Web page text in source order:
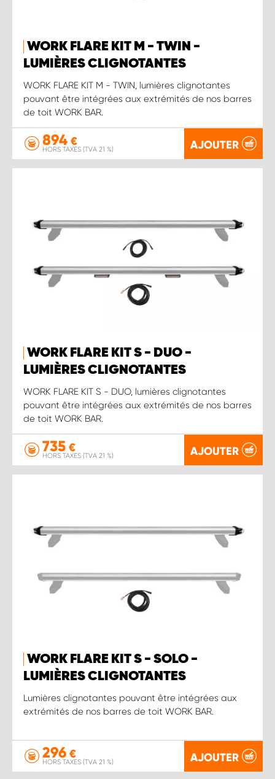
WORK FLARE KIT M - TWIN -
LUMIÈRES CLIGNOTANTES
WORK FLARE KIT M - TWIN, lumières clignotantes
pouvant être intégrées aux extrémités de nos barres
de toit WORK BAR.
894 €
HORS TAXES (TVA 21 %) AJOUTER
WORK FLARE KIT S - DUO -
LUMIÈRES CLIGNOTANTES
WORK FLARE KIT S - DUO, lumières clignotantes
pouvant être intégrées aux extrémités de nos barres
de toit WORK BAR.
735 €
HORS TAXES (TVA 21 %) AJOUTER
WORK FLARE KIT S - SOLO -
LUMIÈRES CLIGNOTANTES
Lumières clignotantes pouvant être intégrées aux
extrémités de nos barres de toit WORK BAR.
296 €
HORS TAXES (TVA 21 %) AJOUTER